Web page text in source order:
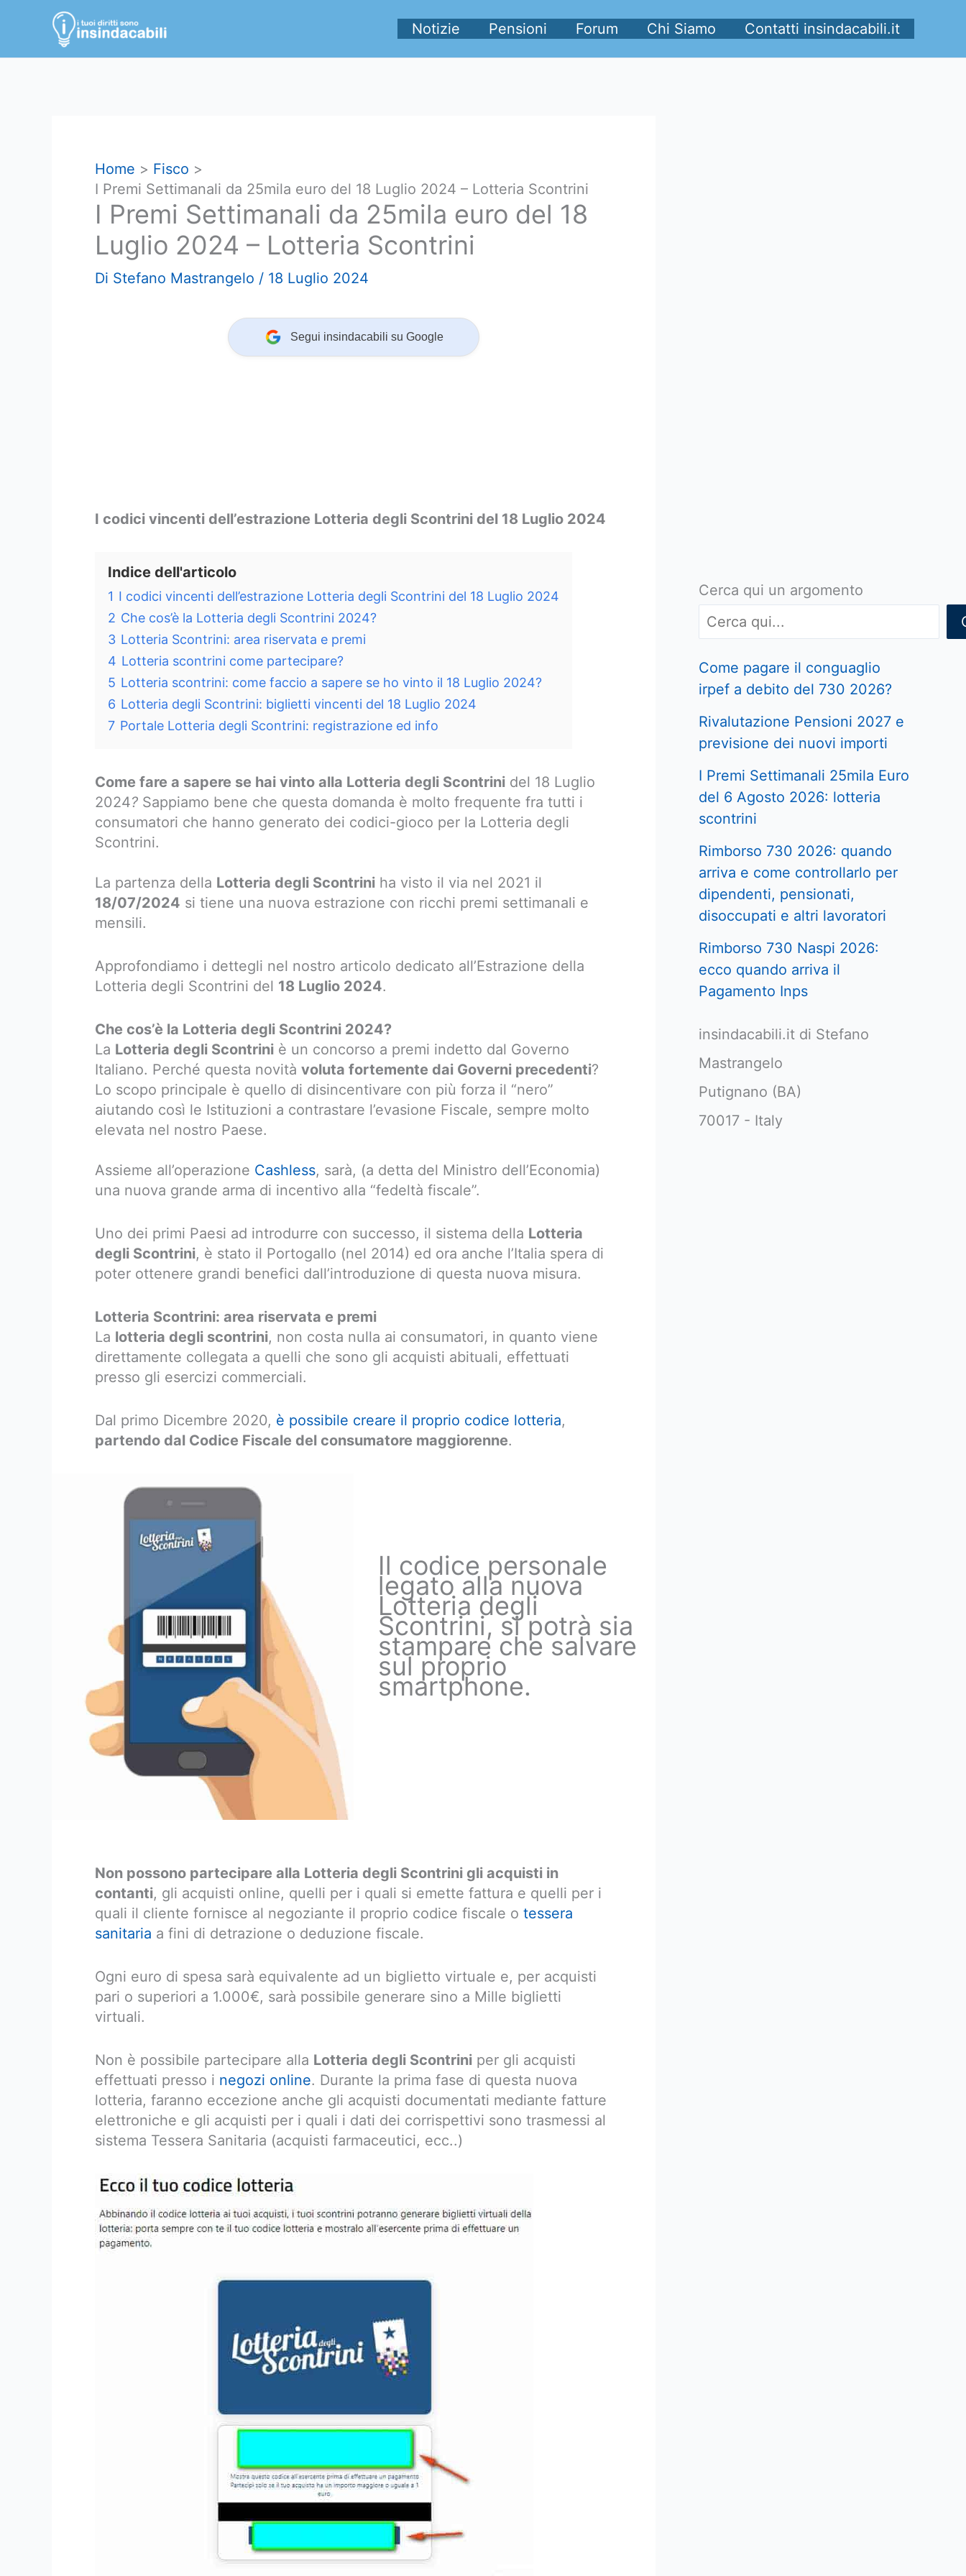
contenuto
Notizie Pensioni Forum Chi Siamo Contatti insindacabili.it
Home
Fisco
I Premi Settimanali da 25mila euro del 18 Luglio 2024 – Lotteria Scontrini
I Premi Settimanali da 25mila euro del 18
Luglio 2024 – Lotteria Scontrini
Di Stefano Mastrangelo / 18 Luglio 2024
Segui insindacabili su Google
I codici vincenti dell’estrazione Lotteria degli Scontrini del 18 Luglio 2024
Indice dell'articolo
1 I codici vincenti dell’estrazione Lotteria degli Scontrini del 18 Luglio 2024
2 Che cos’è la Lotteria degli Scontrini 2024?
3 Lotteria Scontrini: area riservata e premi
4 Lotteria scontrini come partecipare?
5 Lotteria scontrini: come faccio a sapere se ho vinto il 18 Luglio 2024?
6 Lotteria degli Scontrini: biglietti vincenti del 18 Luglio 2024
7 Portale Lotteria degli Scontrini: registrazione ed info
Come fare a sapere se hai vinto alla Lotteria degli Scontrini del 18 Luglio
2024? Sappiamo bene che questa domanda è molto frequente fra tutti i
consumatori che hanno generato dei codici-gioco per la Lotteria degli
Scontrini.
La partenza della Lotteria degli Scontrini ha visto il via nel 2021 il
18/07/2024 si tiene una nuova estrazione con ricchi premi settimanali e
mensili.
Approfondiamo i dettegli nel nostro articolo dedicato all’Estrazione della
Lotteria degli Scontrini del 18 Luglio 2024.
Che cos’è la Lotteria degli Scontrini 2024?
La Lotteria degli Scontrini è un concorso a premi indetto dal Governo
Italiano. Perché questa novità voluta fortemente dai Governi precedenti?
Lo scopo principale è quello di disincentivare con più forza il “nero”
aiutando così le Istituzioni a contrastare l’evasione Fiscale, sempre molto
elevata nel nostro Paese.
Assieme all’operazione Cashless, sarà, (a detta del Ministro dell’Economia)
una nuova grande arma di incentivo alla “fedeltà fiscale”.
Uno dei primi Paesi ad introdurre con successo, il sistema della Lotteria
degli Scontrini, è stato il Portogallo (nel 2014) ed ora anche l’Italia spera di
poter ottenere grandi benefici dall’introduzione di questa nuova misura.
Lotteria Scontrini: area riservata e premi
La lotteria degli scontrini, non costa nulla ai consumatori, in quanto viene
direttamente collegata a quelli che sono gli acquisti abituali, effettuati
presso gli esercizi commerciali.
Dal primo Dicembre 2020, è possibile creare il proprio codice lotteria,
partendo dal Codice Fiscale del consumatore maggiorenne.
Il codice personale
legato alla nuova
Lotteria degli
Scontrini, si potrà sia
stampare che salvare
sul proprio
smartphone.
Non possono partecipare alla Lotteria degli Scontrini gli acquisti in
contanti, gli acquisti online, quelli per i quali si emette fattura e quelli per i
quali il cliente fornisce al negoziante il proprio codice fiscale o tessera
sanitaria a fini di detrazione o deduzione fiscale.
Ogni euro di spesa sarà equivalente ad un biglietto virtuale e, per acquisti
pari o superiori a 1.000€, sarà possibile generare sino a Mille biglietti
virtuali.
Non è possibile partecipare alla Lotteria degli Scontrini per gli acquisti
effettuati presso i negozi online. Durante la prima fase di questa nuova
lotteria, faranno eccezione anche gli acquisti documentati mediante fatture
elettroniche e gli acquisti per i quali i dati dei corrispettivi sono trasmessi al
sistema Tessera Sanitaria (acquisti farmaceutici, ecc..)
Cerca qui un argomento
Come pagare il conguaglio
irpef a debito del 730 2026?
Rivalutazione Pensioni 2027 e
previsione dei nuovi importi
I Premi Settimanali 25mila Euro
del 6 Agosto 2026: lotteria
scontrini
Rimborso 730 2026: quando
arriva e come controllarlo per
dipendenti, pensionati,
disoccupati e altri lavoratori
Rimborso 730 Naspi 2026:
ecco quando arriva il
Pagamento Inps
insindacabili.it di Stefano
Mastrangelo
Putignano (BA)
70017 - Italy